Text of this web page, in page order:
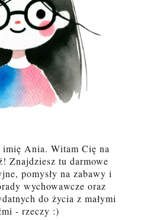
imię Ania. Witam Cię na
Znajdziesz tu darmowe
pomysły na zabawy i
wychowawcze oraz
do życia z małymi
- rzeczy :)